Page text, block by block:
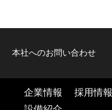
本社へのお問い合わせ
企業情報 採用情報